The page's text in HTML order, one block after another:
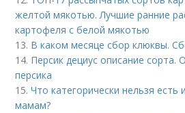
желтой мякотью. Лучшие ранние
картофеля с белой мякотью
13. В каком месяце сбор клюквы.
14. Персик дециус описание сорта.
персика
15.Что категорически нельзя
мамам?